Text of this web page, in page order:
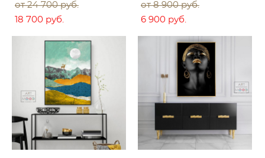
от 24 700 pуб.
18 700 pуб.
от 8 900 pуб.
6 900 pуб.